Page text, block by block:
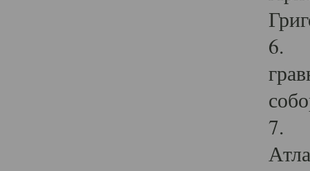
6.
7.